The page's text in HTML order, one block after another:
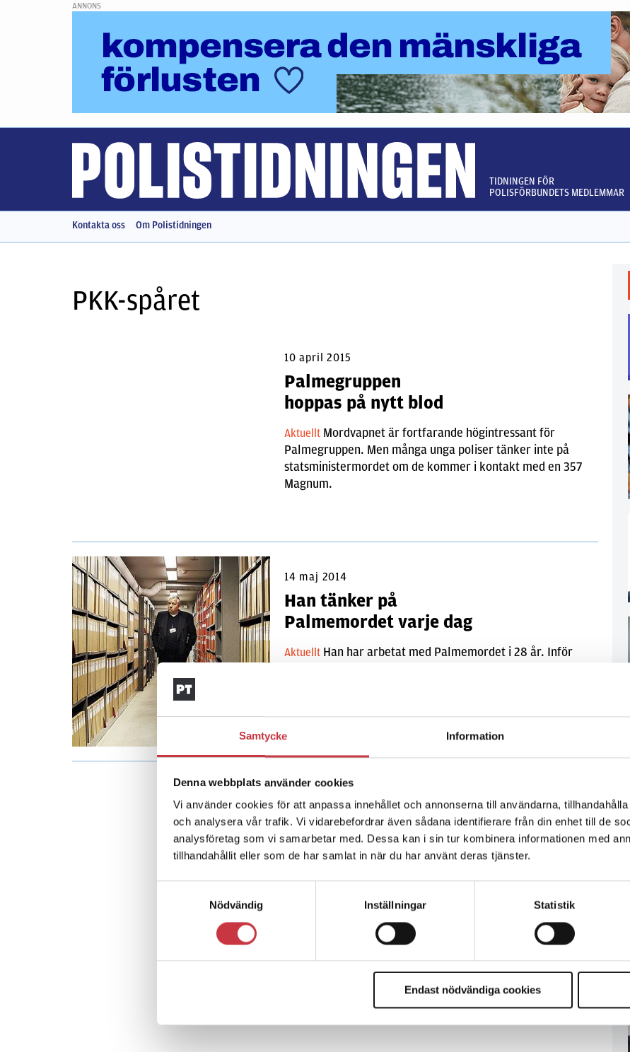
Samtycke Information
Denna webbplats använder cookies
Vi använder cookies för att anpassa innehållet och annonserna till användarna,
och analysera vår trafik. Vi vidarebefordrar även sådana identifierare från din enhet till de
analysföretag som vi samarbetar med. Dessa kan i sin tur kombinera informationen med
tillhandahållit eller som de har samlat in när du har använt deras tjänster.
Nödvändig
Inställningar Statistik
Endast nödvändiga cookies
ANNONS
TIDNINGEN FÖR
POLISFÖRBUNDETS MEDLEMMAR
Kontakta oss Om Polistidningen
PKK-spåret
10 april 2015
Palmegruppen
hoppas på nytt blod
Aktuellt Mordvapnet är fortfarande högintressant för
Palmegruppen. Men många unga poliser tänker inte på
statsministermordet om de kommer i kontakt med en 357
Magnum.
14 maj 2014
Han tänker på
Palmemordet varje dag
Aktuellt Han har arbetat med Palmemordet i 28 år. Inför